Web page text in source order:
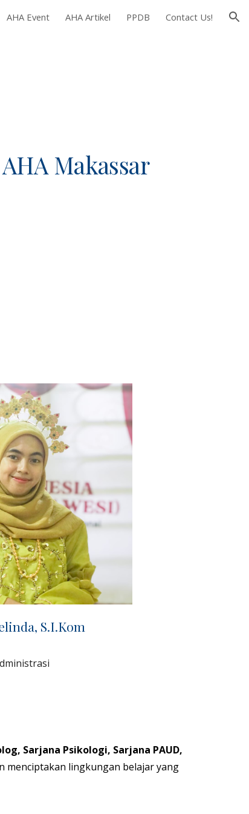
AHA Event AHA Artikel PPDB Contact Us!
Makassar
S.I.Kom
Sarjana Psikologi, Sarjana PAUD,
menciptakan lingkungan belajar yang